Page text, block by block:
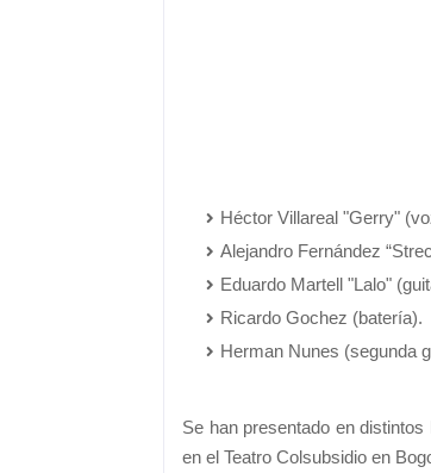
Héctor Villareal "Gerry"
Alejandro Fernández
Eduardo Martell "Lalo"
Ricardo Gochez (batería).
Herman Nunes (segunda
Se han presentado en
en el Teatro Colsubsidio en